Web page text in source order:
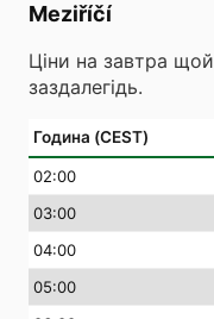
Meziříčí
Ціни на завтра
заздалегідь.
Година (CEST)
02:00
03:00
04:00
05:00